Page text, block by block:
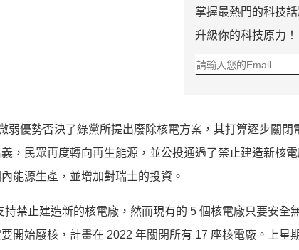
掌握最熱門的科技
升級你的科技原力！
弱優勢否決了綠黨所提出廢除核電方案，其打算逐步關
，民眾再度轉向再生能源，並公投通過了禁止建造新核
能源生產，並增加對瑞士的投資。
持禁止建造新的核電廠，然而現有的 5 個核電廠只要安全
開始廢核，計畫在 2022 年關閉所有 17 座核電廠。上星